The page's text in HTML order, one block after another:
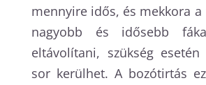
mennyire idős, és mekkora a
nagyobb és idősebb
eltávolítani, szükség
sor kerülhet. A bozótirtás